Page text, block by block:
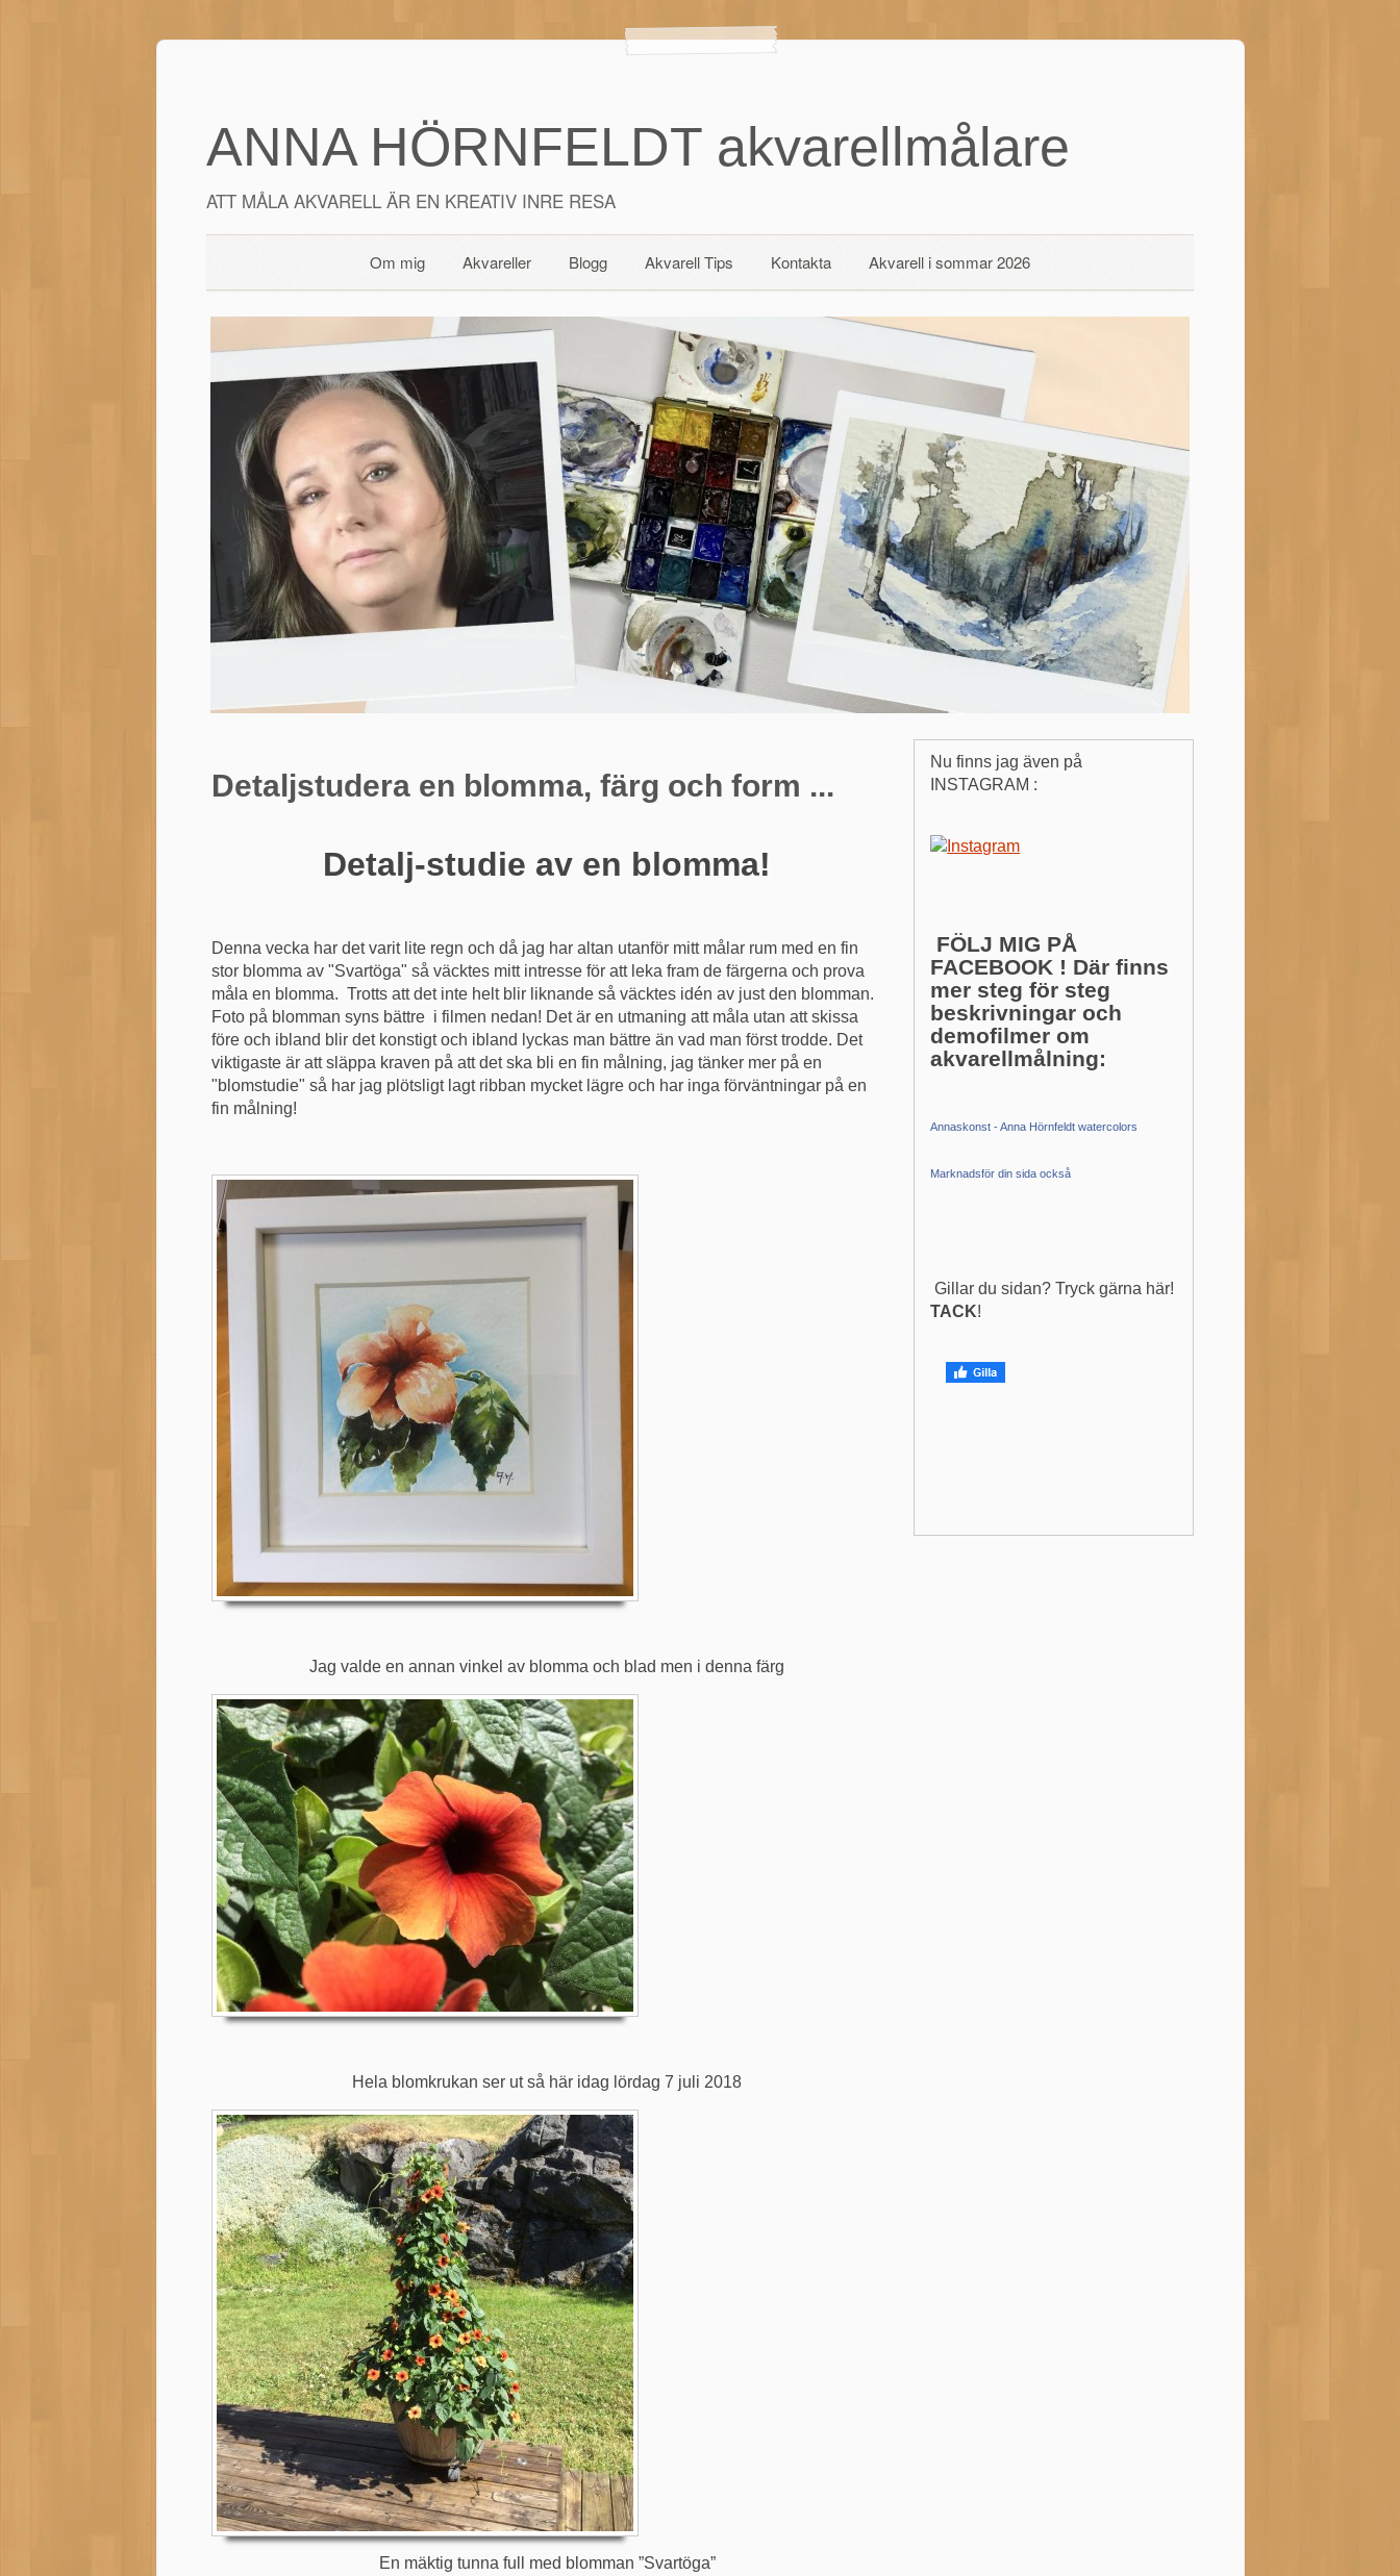
ANNA HÖRNFELDT akvarellmålare
ATT MÅLA AKVARELL ÄR EN KREATIV INRE RESA
Om mig Akvareller Blogg Akvarell Tips Kontakta Akvarell i sommar 2026
Detaljstudera en blomma, färg och form ...
Detalj-studie av en blomma!
Denna vecka har det varit lite regn och då jag har altan utanför mitt målar rum med en fin
stor blomma av "Svartöga" så väcktes mitt intresse för att leka fram de färgerna och prova
måla en blomma. Trotts att det inte helt blir liknande så väcktes idén av just den blomman.
Foto på blomman syns bättre i filmen nedan! Det är en utmaning att måla utan att skissa
före och ibland blir det konstigt och ibland lyckas man bättre än vad man först trodde. Det
viktigaste är att släppa kraven på att det ska bli en fin målning, jag tänker mer på en
"blomstudie" så har jag plötsligt lagt ribban mycket lägre och har inga förväntningar på en
fin målning!
Jag valde en annan vinkel av blomma och blad men i denna färg
Hela blomkrukan ser ut så här idag lördag 7 juli 2018
En mäktig tunna full med blomman ”Svartöga”
Nu finns jag även på
INSTAGRAM :
FÖLJ MIG PÅ
FACEBOOK ! Där finns
mer steg för steg
beskrivningar och
demofilmer om
akvarellmålning:
Annaskonst - Anna Hörnfeldt watercolors
Marknadsför din sida också
Gillar du sidan? Tryck gärna här!
TACK!